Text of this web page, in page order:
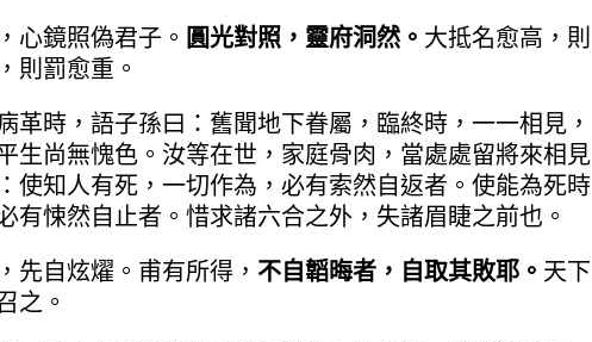
心鏡照偽君子。 圓光對照，靈府洞然。 大抵名愈高，則
則罰愈重。
革時，語子孫曰：舊聞地下眷屬，臨終時，一一相見，
生尚無愧色。汝等在世，家庭骨肉，當處處留將來相見
使知人有死，一切作為，必有索然自返者。使能為死時
有悚然自止者。惜求諸六合之外，失諸眉睫之前也。
先自炫燿。甫有所得， 不自韜晦者，自取其敗耶。 天下
之。